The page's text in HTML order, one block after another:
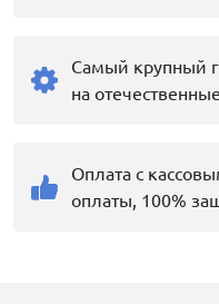
Самый крупный
на
Оплата с
оплаты, 100%